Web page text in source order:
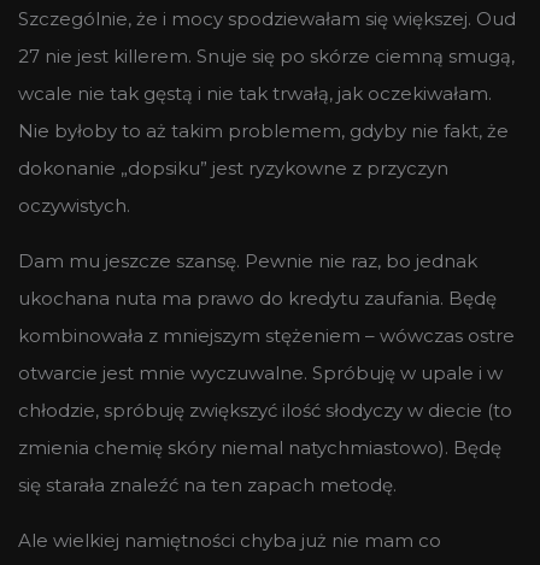
Szczególnie, że i mocy spodziewałam się większej. Oud
27 nie jest killerem. Snuje się po skórze ciemną smugą,
wcale nie tak gęstą i nie tak trwałą, jak oczekiwałam.
Nie byłoby to aż takim problemem, gdyby nie fakt, że
dokonanie „dopsiku” jest ryzykowne z przyczyn
oczywistych.
Dam mu jeszcze szansę. Pewnie nie raz, bo jednak
ukochana nuta ma prawo do kredytu zaufania. Będę
kombinowała z mniejszym stężeniem – wówczas ostre
otwarcie jest mnie wyczuwalne. Spróbuję w upale i w
chłodzie, spróbuję zwiększyć ilość słodyczy w diecie (to
zmienia chemię skóry niemal natychmiastowo). Będę
się starała znaleźć na ten zapach metodę.
Ale wielkiej namiętności chyba już nie mam co